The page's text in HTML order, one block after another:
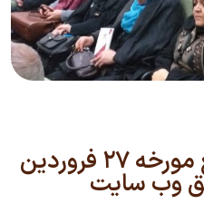
نحوه ورود به مجمع مورخه ۲۷ فروردین